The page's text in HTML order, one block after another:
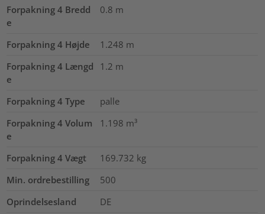
Forpakning 4 Bredd
e
0.8 m
Forpakning 4 Højde 1.248 m
Forpakning 4 Længd
e
1.2 m
Forpakning 4 Type
palle
Forpakning 4 Volum
e
1.198 m³
Forpakning 4 Vægt 169.732 kg
Min. ordrebestilling
500
Oprindelsesland
DE